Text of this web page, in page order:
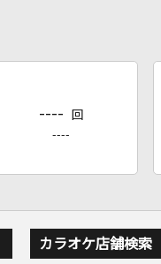
---- 回
----
カラオケ店舗検索